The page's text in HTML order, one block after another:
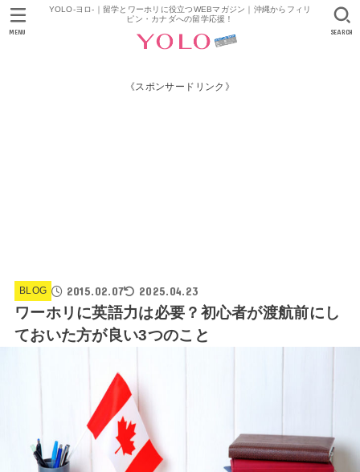
YOLO-ヨロ-｜留学とワーホリに役立つWEBマガジン｜沖縄からフィリ
ピン・カナダへの留学応援！
SEARCH
MENU
《スポンサードリンク》
BLOG 2015.02.07 2025.04.23
ワーホリに英語力は必要？初心者が渡航前にし
ておいた方が良い3つのこと